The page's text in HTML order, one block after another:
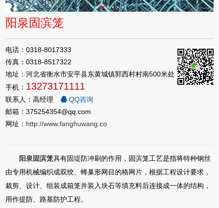
阳泉固滨笼
电话：0318-8017333
传真：0318-8517322
地址：河北省衡水市安平县东黄城镇郭西村村南500米处
手机： 13273171111
联系人：高经理
QQ咨询
邮箱：375254354@qq.com
网址： http://www.fanghuwang.co
阳泉固滨笼具有固堤防冲刷的作用，固滨笼工艺是指将特种钢丝
由专用机械编织成双绞、蜂巢形网目的格网片，根据工程设计要求，
裁剪、设计、组装成箱笼并装入块石等填充料后连接成一体的结构，
用作提防、路基防护工程。